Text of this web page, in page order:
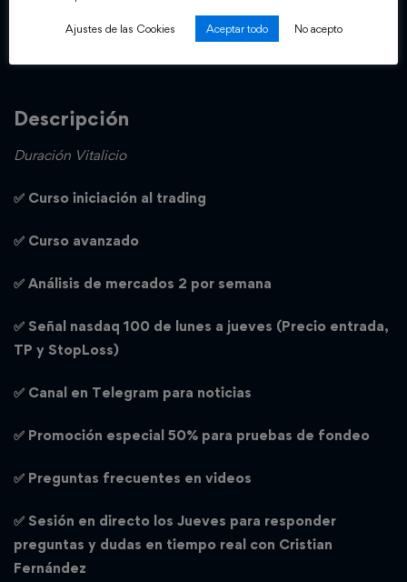
Number Of Tickets:
Descripción
Duración Vitalicio
✅ Curso iniciación al trading
✅ Curso avanzado
✅ Análisis de mercados 2 por semana
✅ Señal nasdaq 100 de lunes a jueves (Precio entrada,
TP y StopLoss)
✅ Canal en Telegram para noticias
✅ Promoción especial 50% para pruebas de fondeo
✅ Preguntas frecuentes en videos
✅ Sesión en directo los Jueves para responder
preguntas y dudas en tiempo real con Cristian
Fernández
Ajustes de las Cookies Aceptar todo No acepto